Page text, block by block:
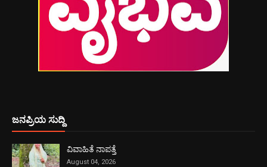
ಜನಪ್ರಿಯ ಸುದ್ದಿ
ವಿವಾಹಿತೆ ನಾಪತ್ತೆ
August 04, 2026